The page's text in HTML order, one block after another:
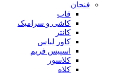
فنجان
قاب
کاشی و سرامیک
کانتر
کاور لباس
اسپیس فریم
کلاسور
کلاه